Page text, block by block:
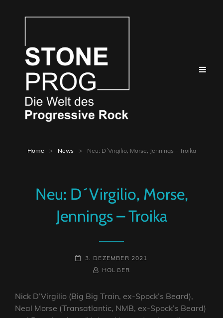
Home > News > Neu: D´Virgilio, Morse, Jennings – Troika
Neu: D´Virgilio, Morse,
Jennings – Troika
POSTED-
3. DEZEMBER 2021
BY
BYLINEHOLGER
Nick D’Virgilio (Big Big Train, ex-Spock’s Beard),
Neal Morse (Transatlantic, NMB, ex-Spock’s Beard)